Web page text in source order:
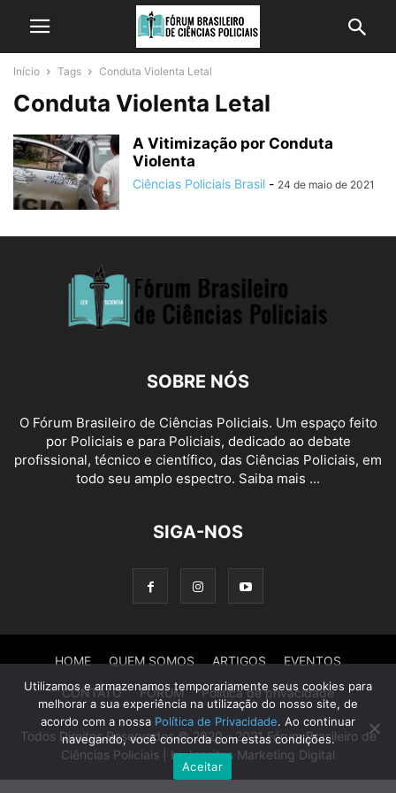
Início Tags Conduta Violenta Letal
Conduta Violenta Letal
A Vitimização por Conduta
Violenta
Ciências Policiais Brasil - 24 de maio de 2021
SOBRE NÓS
O Fórum Brasileiro de Ciências Policiais. Um espaço feito
por Policiais e para Policiais, dedicado ao debate
profissional, técnico e científico, das Ciências Policiais, em
todo seu amplo espectro. Saiba mais ...
SIGA-NOS
HOME QUEM SOMOS ARTIGOS EVENTOS
CONTATO FÓRUM Política de privacidade
Todos Direitos Reservados © 2020 - 2021 Fórum Brasileiro de
Ciências Policiais | by Innsites Marketing Digital
Utilizamos e armazenamos temporariamente seus cookies para
melhorar a sua experiência na utilização do nosso site, de
acordo com a nossa Política de Privacidade. Ao continuar
navegando, você concorda com estas condições.
Aceitar